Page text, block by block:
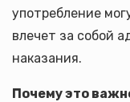
употребление
влечет за собой
наказания.
Почему это